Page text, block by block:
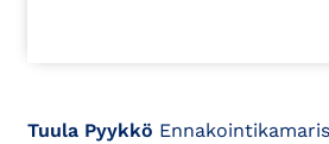
Tuula Pyykkö